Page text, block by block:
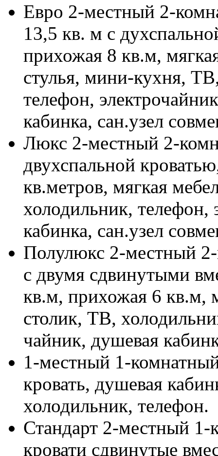
Евро 2-местный 2-
13,5 кв. м с
прихожая 8 кв.м,
стулья, мини-кухня,
телефон,
кабинка, сан.узел
Люкс 2-местный 2-
двухспальной
кв.метров, мягкая
холодильник, телефон,
кабинка, сан.узел
Полулюкс 2-местный
с двумя сдвинутыми
кв.м, прихожая 6 кв.м,
столик, ТВ,
чайник, душевая
1-местный 1-
кровать, душевая
холодильник, телефон.
Стандарт 2-местный
кровати сдвинутые